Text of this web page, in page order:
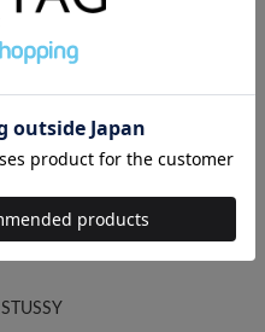
HUMAN MADE
STUSSY